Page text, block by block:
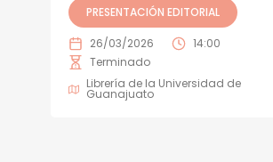
PRESENTACIÓN EDITORIAL
26/03/2026
14:00
Terminado
Librería de la Universidad de
Guanajuato